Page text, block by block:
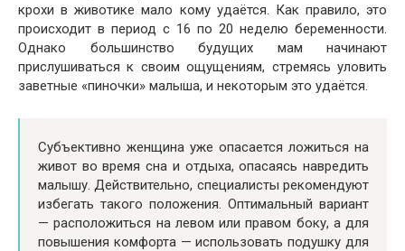
крохи в животике мало кому удаётся. Как правило, это
происходит в период с 16 по 20 неделю беременности.
Однако большинство будущих мам начинают
прислушиваться к своим ощущениям, стремясь уловить
заветные «пиночки» малыша, и некоторым это удаётся.
Субъективно женщина уже опасается ложиться на
живот во время сна и отдыха, опасаясь навредить
малышу. Действительно, специалисты рекомендуют
избегать такого положения. Оптимальный вариант
— расположиться на левом или правом боку, а для
повышения комфорта — использовать подушку для